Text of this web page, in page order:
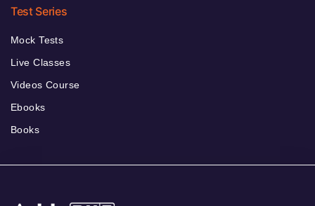
Test Series
Mock Tests
Live Classes
Videos Course
Ebooks
Books